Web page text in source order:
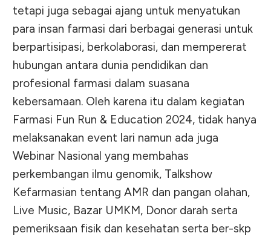
tetapi juga sebagai ajang untuk menyatukan
para insan farmasi dari berbagai generasi untuk
berpartisipasi, berkolaborasi, dan mempererat
hubungan antara dunia pendidikan dan
profesional farmasi dalam suasana
kebersamaan. Oleh karena itu dalam kegiatan
Farmasi Fun Run & Education 2024, tidak hanya
melaksanakan event lari namun ada juga
Webinar Nasional yang membahas
perkembangan ilmu genomik, Talkshow
Kefarmasian tentang AMR dan pangan olahan,
Live Music, Bazar UMKM, Donor darah serta
pemeriksaan fisik dan kesehatan serta ber-skp